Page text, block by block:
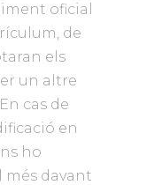
oficial
de
els
un altre
cas de
en
ho
davant